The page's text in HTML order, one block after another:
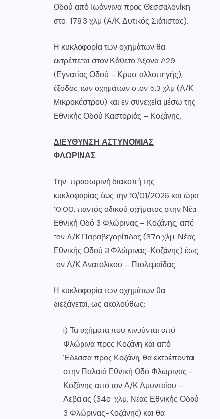
Οδού από Ιωάννινα προς Θεσσαλονίκη
στο 178,3 χλμ (Α/Κ Δυτικός Σιάτιστας).
Η κυκλοφορία των οχημάτων θα
εκτρέπεται στον Κάθετο Άξονα Α29
(Εγνατίας Οδού – Κρυσταλλοπηγής),
έξοδος των οχημάτων στον 5,3 χλμ (Α/Κ
Μικροκάστρου) και εν συνεχεία μέσω της
Εθνικής Οδού Καστοριάς – Κοζάνης.
ΔΙΕΥΘΥΝΣΗ ΑΣΤΥΝΟΜΙΑΣ
ΦΛΩΡΙΝΑΣ
Την προσωρινή διακοπή της
κυκλοφορίας έως την 10/01/2026 και ώρα
10:00, παντός οδικού οχήματος στην Νέα
Εθνική Οδό 3 Φλώρινας – Κοζάνης, από
τον A/K Παραβεγορίτιδας (37ο χλμ. Νέας
Εθνικής Οδού 3 Φλώρινας-Κοζάνης) έως
τον Α/Κ Ανατολικού – Πτολεμαΐδας.
Η κυκλοφορία των οχημάτων θα
διεξάγεται, ως ακολούθως:
i) Τα οχήματα που κινούνται από
Φλώρινα προς Κοζάνη και από
Έδεσσα προς Κοζάνη, θα εκτρέπονται
στην Παλαιά Εθνική Οδό Φλώρινας –
Κοζάνης από τον Α/Κ Αμυνταίου –
Λεβαίας (34ο χλμ. Νέας Εθνικής Οδού
3 Φλώρινας-Κοζάνης) και θα